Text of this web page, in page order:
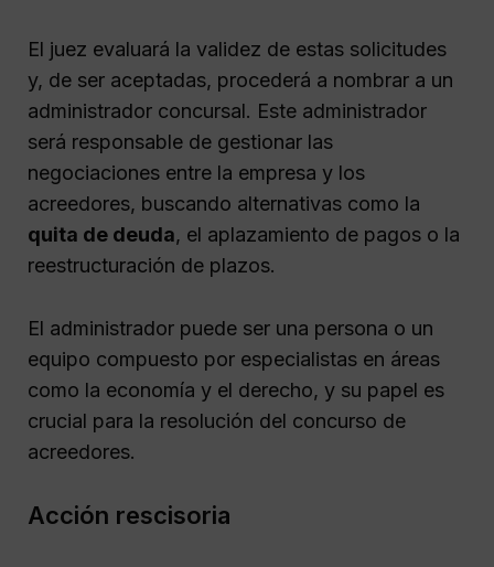
El juez evaluará la validez de estas solicitudes
y, de ser aceptadas, procederá a nombrar a un
administrador concursal. Este administrador
será responsable de gestionar las
negociaciones entre la empresa y los
acreedores, buscando alternativas como la
quita de deuda, el aplazamiento de pagos o la
reestructuración de plazos.
El administrador puede ser una persona o un
equipo compuesto por especialistas en áreas
como la economía y el derecho, y su papel es
crucial para la resolución del concurso de
acreedores.
Acción rescisoria